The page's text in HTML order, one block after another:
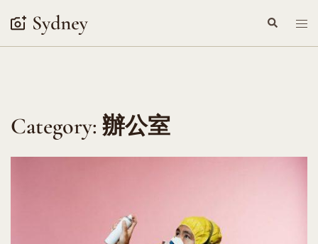
content
Search
Category: 辦公室